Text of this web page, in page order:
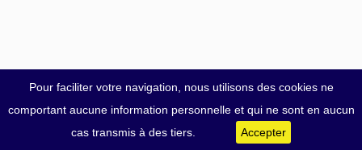
Pour faciliter votre navigation, nous utilisons des cookies ne
comportant aucune information personnelle et qui ne sont en aucun
cas transmis à des tiers.
Accepter